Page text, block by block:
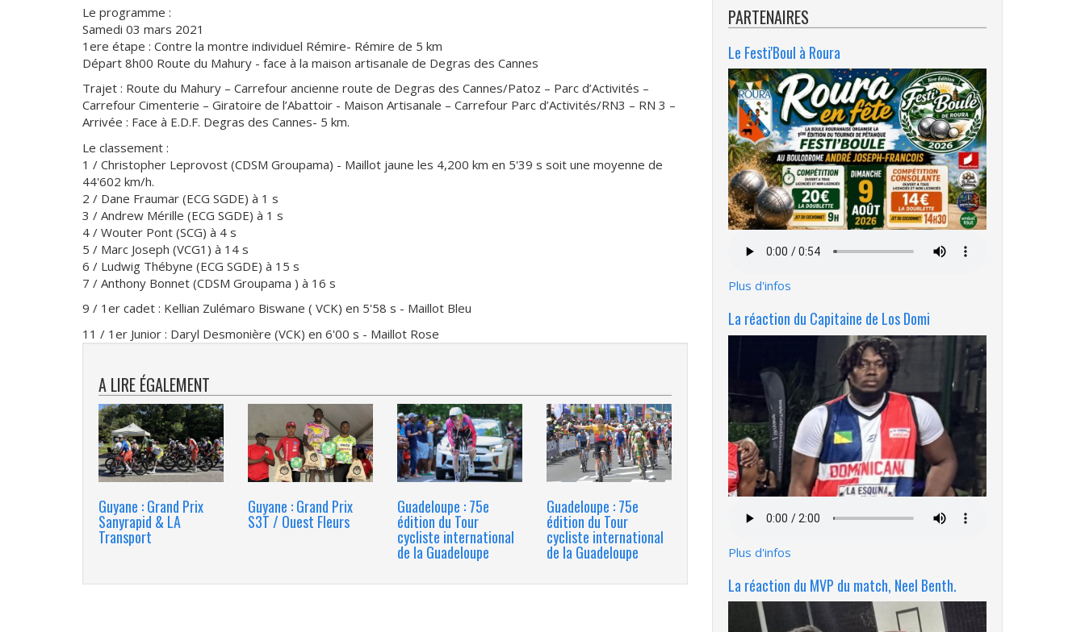
Le programme :
Samedi 03 mars 2021
1ere étape : Contre la montre individuel Rémire- Rémire de 5 km
Départ 8h00 Route du Mahury - face à la maison artisanale de Degras des Cannes
Trajet : Route du Mahury – Carrefour ancienne route de Degras des Cannes/Patoz – Parc d’Activités –
Carrefour Cimenterie – Giratoire de l’Abattoir - Maison Artisanale – Carrefour Parc d’Activités/RN3 – RN 3 –
Arrivée : Face à E.D.F. Degras des Cannes- 5 km.
Le classement :
1 / Christopher Leprovost (CDSM Groupama) - Maillot jaune les 4,200 km en 5'39 s soit une moyenne de
44'602 km/h.
2 / Dane Fraumar (ECG SGDE) à 1 s
3 / Andrew Mérille (ECG SGDE) à 1 s
4 / Wouter Pont (SCG) à 4 s
5 / Marc Joseph (VCG1) à 14 s
6 / Ludwig Thébyne (ECG SGDE) à 15 s
7 / Anthony Bonnet (CDSM Groupama ) à 16 s
9 / 1er cadet : Kellian Zulémaro Biswane ( VCK) en 5'58 s - Maillot Bleu
11 / 1er Junior : Daryl Desmonière (VCK) en 6'00 s - Maillot Rose
A LIRE ÉGALEMENT
Guyane : Grand Prix
Sanyrapid & LA
Transport
Guyane : Grand Prix
S3T / Ouest Fleurs
Guadeloupe : 75e
édition du Tour
cycliste international
de la Guadeloupe
Guadeloupe : 75e
édition du Tour
cycliste international
de la Guadeloupe
PARTENAIRES
Le Festi'Boul à Roura
audio
Plus d'infos
La réaction du Capitaine de Los Domi
audio
Plus d'infos
La réaction du MVP du match, Neel Benth.